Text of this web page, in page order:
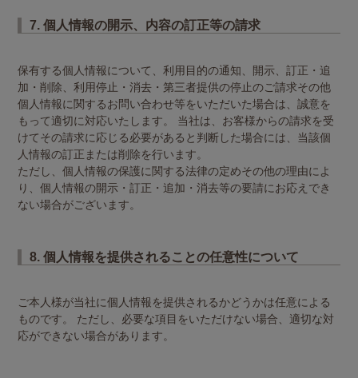
7. 個人情報の開示、内容の訂正等の請求
保有する個人情報について、利用目的の通知、開示、訂正・追
加・削除、利用停止・消去・第三者提供の停止のご請求その他
個人情報に関するお問い合わせ等をいただいた場合は、誠意を
もって適切に対応いたします。 当社は、お客様からの請求を受
けてその請求に応じる必要があると判断した場合には、当該個
人情報の訂正または削除を行います。
ただし、個人情報の保護に関する法律の定めその他の理由によ
り、個人情報の開示・訂正・追加・消去等の要請にお応えでき
ない場合がございます。
8. 個人情報を提供されることの任意性について
ご本人様が当社に個人情報を提供されるかどうかは任意による
ものです。 ただし、必要な項目をいただけない場合、適切な対
応ができない場合があります。